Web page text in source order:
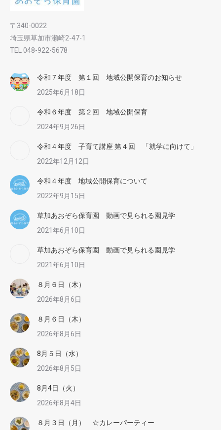
〒340-0022
埼玉県草加市瀬崎2-47-1
TEL 048-922-5678
令和７年度 第１回 地域公開保育のお知らせ
2025年6月18日
令和６年度 第２回 地域公開保育
2024年9月26日
令和４年度 子育て講座 第４回 「就学に向けて」
2022年12月12日
令和４年度 地域公開保育について
2022年9月15日
草加あおぞら保育園 動画で見られる園見学
2021年6月10日
草加あおぞら保育園 動画で見られる園見学
2021年6月10日
８月６日（木）
2026年8月6日
８月６日（木）
2026年8月6日
8月５日（水）
2026年8月5日
8月4日（火）
2026年8月4日
８月３日（月） ☆カレーパーティー